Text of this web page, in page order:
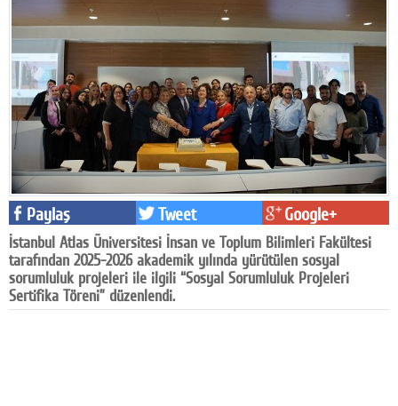
Medya
Reyting-tiraj
Teknoloji
Televizyon
Dünya
Pr
Facebook
Diziler
Karikatür
Paylaş Tweet Google+
İstanbul Atlas Üniversitesi İnsan ve Toplum Bilimleri Fakültesi
tarafından 2025-2026 akademik yılında yürütülen sosyal
sorumluluk projeleri ile ilgili “Sosyal Sorumluluk Projeleri
Sertifika Töreni” düzenlendi.